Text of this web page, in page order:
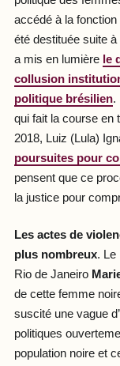
accédé à la
été destituée suite à
a mis en lumière le
collusion
politique brésilien.
qui fait la course en
2018, Luiz (Lula)
poursuites pour
pensent que ce
la justice pour
Les actes de
plus nombreux. Le
Rio de Janeiro
de cette femme
suscité une vague
politiques
population noire et